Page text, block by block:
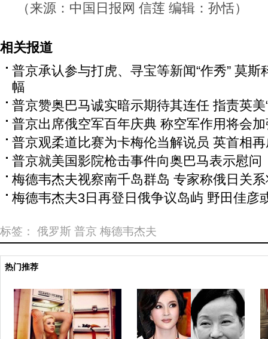
（来源：中国日报网 信莲 编辑：孙恬）
相关报道
普京承认参与打虎、寻宝等新闻“作秀” 莫
幅
普京赞奥巴马诚实暗示期待其连任 指责英美
普京出席俄空军百年庆典 称空军作用将会
普京观柔道比赛为卡梅伦当解说员 英首相再
普京就美国影院枪击事件向奥巴马表示慰问
梅德韦杰夫视察南千岛群岛 专家称俄日关
梅德韦杰夫3日再登日俄争议岛屿 野田佳彦
标签： 俄罗斯 普京 梅德韦杰夫
热门推荐